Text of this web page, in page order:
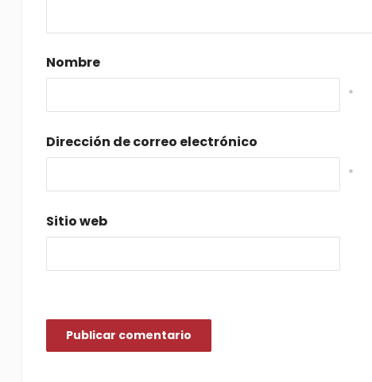
Nombre
*
Dirección de correo electrónico
*
Sitio web